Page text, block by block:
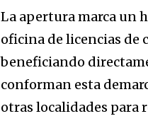
La apertura marca un
oficina de licencias de
beneficiando
conforman esta
otras localidades para